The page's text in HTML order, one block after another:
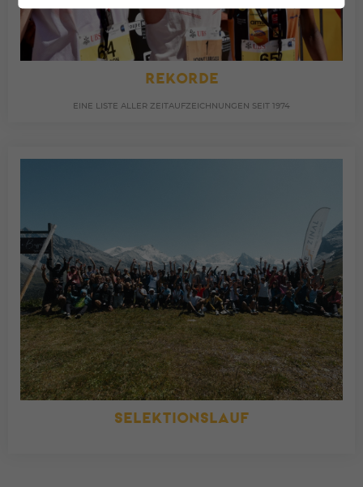
REKORDE
EINE LISTE ALLER ZEITAUFZEICHNUNGEN SEIT 1974
SELEKTIONSLAUF